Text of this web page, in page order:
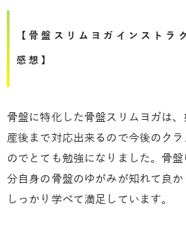
【骨盤スリムヨガインストラ
感想】
骨盤に特化した骨盤スリムヨガは、
産後まで対応出来るので今後のク
のでとても勉強になりました。骨
分自身の骨盤のゆがみが知れて良
しっかり学べて満足しています。